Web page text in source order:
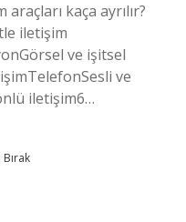
kaça ayrılır?
iletişim
ve işitsel
ve
iletişim6…